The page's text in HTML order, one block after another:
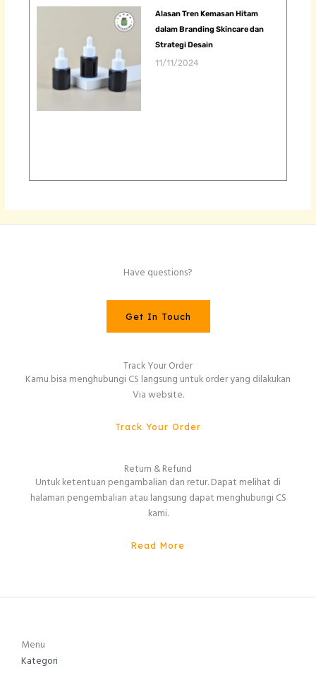
Alasan Tren Kemasan Hitam
dalam Branding Skincare dan
Strategi Desain
11/11/2024
Have questions?
Get In Touch
Track Your Order
Kamu bisa menghubungi CS langsung untuk order yang dilakukan
Via website.
Track Your Order
Return & Refund
Untuk ketentuan pengambalian dan retur. Dapat melihat di
halaman pengembalian atau langsung dapat menghubungi CS
kami.
Read More
Menu
Kategori